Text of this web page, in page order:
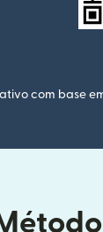
com base